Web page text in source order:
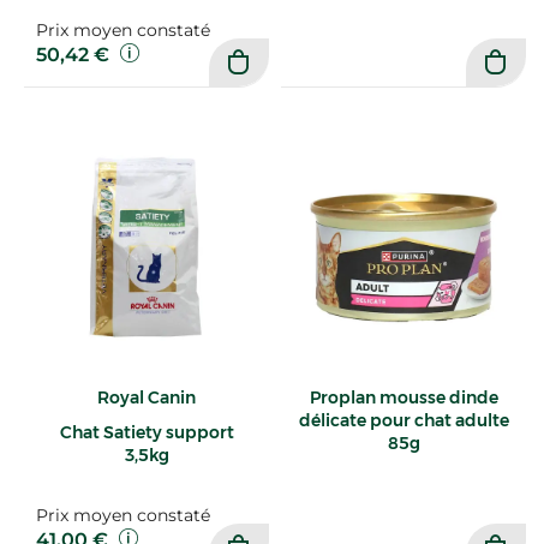
Prix moyen constaté
50,42 €
Royal Canin
Chat Satiety support
3,5kg
Prix moyen constaté
41,00 €
Proplan mousse dinde
délicate pour chat adulte
85g